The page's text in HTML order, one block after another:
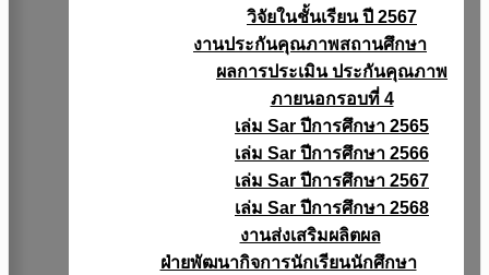
วิจัยในชั้นเรียน ปี 2567
งานประกันคุณภาพสถานศึกษา
ผลการประเมิน ประกันคุณภาพ
ภายนอกรอบที่ 4
เล่ม Sar ปีการศึกษา 2565
เล่ม Sar ปีการศึกษา 2566
เล่ม Sar ปีการศึกษา 2567
เล่ม Sar ปีการศึกษา 2568
งานส่งเสริมผลิตผล
ฝ่ายพัฒนากิจการนักเรียนนักศึกษา